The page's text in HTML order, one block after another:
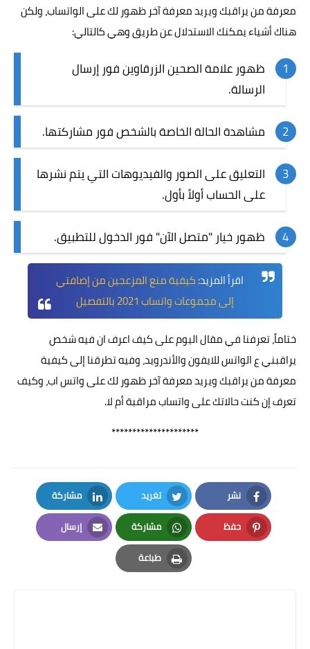
معرفة من يراقبك ويريد معرفة آخر ظهور لك على الواتساب، ولكن
هناك أشياء يمكنك الاستدلال عن طريق وهي كالتالي:
ظهور علامة الصحين الزرقاوين فور إرسال
الرسالة.
مشاهدة الحالة الخاصة بالشخص فور مشاركتها.
التعليق على الصور والفيديوهات التي يتم نشرها
على الحساب أولاً بأول.
ظهور خيار "متصل الآن" فور الدخول للتطبيق.
اقرأ المزيد:كيفية منع المزعجين من إضافتي
إلى مجموعات واتساب 2021 بالتفصيل
ختاماً، تعرفنا في مقال اليوم على كيف اعرف ان فيه شخص
يراقبني ع الواتس للايفون والأندرويد، وفيه تطرقنا إلى كيفية
معرفة من يراقبك ويريد معرفة آخر ظهور لك علىواتس اب، وكيف
تعرف إن كنت حالاتك على واتساب مراقبة أم لا.
*********************
نشر
Facebook
تغريد
Twitter
مشاركة
LinkedIn
حفظ
Pinterest
مشاركة
Whatsapp
إرسال
Email
طباعة
Print